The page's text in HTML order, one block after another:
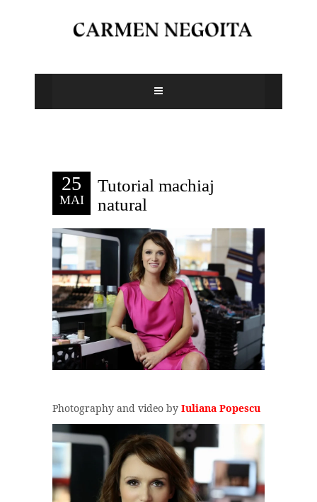
25
MAI
Tutorial machiaj
natural
Photography and video by Iuliana Popescu